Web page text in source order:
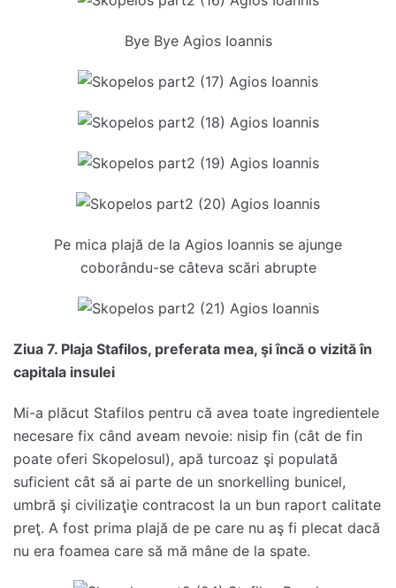
Bye Bye Agios Ioannis
Pe mica plajă de la Agios Ioannis se ajunge
coborându-se câteva scări abrupte
Ziua 7. Plaja Stafilos, preferata mea, şi încă o vizită în
capitala insulei
Mi-a plăcut Stafilos pentru că avea toate ingredientele
necesare fix când aveam nevoie: nisip fin (cât de fin
poate oferi Skopelosul), apă turcoaz şi populată
suficient cât să ai parte de un snorkelling bunicel,
umbră şi civilizaţie contracost la un bun raport calitate
preţ. A fost prima plajă de pe care nu aş fi plecat dacă
nu era foamea care să mă mâne de la spate.